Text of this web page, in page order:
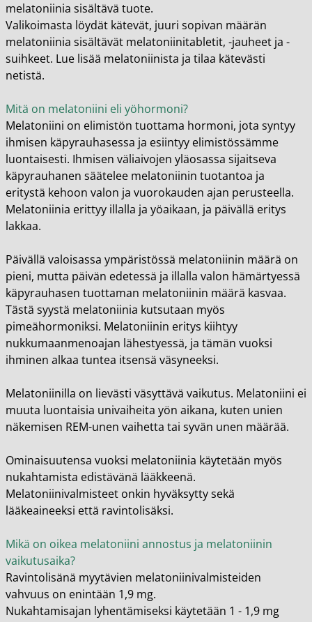
melatoniinia sisältävä tuote.
Valikoimasta löydät kätevät, juuri sopivan määrän
melatoniinia sisältävät melatoniinitabletit, -jauheet ja -
suihkeet. Lue lisää melatoniinista ja tilaa kätevästi
netistä.
Mitä on melatoniini eli yöhormoni?
Melatoniini on elimistön tuottama hormoni, jota syntyy
ihmisen käpyrauhasessa ja esiintyy elimistössämme
luontaisesti. Ihmisen väliaivojen yläosassa sijaitseva
käpyrauhanen säätelee melatoniinin tuotantoa ja
eritystä kehoon valon ja vuorokauden ajan perusteella.
Melatoniinia erittyy illalla ja yöaikaan, ja päivällä eritys
lakkaa.
Päivällä valoisassa ympäristössä melatoniinin määrä on
pieni, mutta päivän edetessä ja illalla valon hämärtyessä
käpyrauhasen tuottaman melatoniinin määrä kasvaa.
Tästä syystä melatoniinia kutsutaan myös
pimeähormoniksi. Melatoniinin eritys kiihtyy
nukkumaanmenoajan lähestyessä, ja tämän vuoksi
ihminen alkaa tuntea itsensä väsyneeksi.
Melatoniinilla on lievästi väsyttävä vaikutus. Melatoniini ei
muuta luontaisia univaiheita yön aikana, kuten unien
näkemisen REM-unen vaihetta tai syvän unen määrää.
Ominaisuutensa vuoksi melatoniinia käytetään myös
nukahtamista edistävänä lääkkeenä.
Melatoniinivalmisteet onkin hyväksytty sekä
lääkeaineeksi että ravintolisäksi.
Mikä on oikea melatoniini annostus ja melatoniinin
vaikutusaika?
Ravintolisänä myytävien melatoniinivalmisteiden
vahvuus on enintään 1,9 mg.
Nukahtamisajan lyhentämiseksi käytetään 1 - 1,9 mg